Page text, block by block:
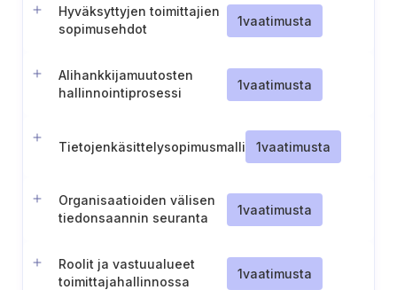
Hyväksyttyjen toimittajien
sopimusehdot
1vaatimusta
Alihankkijamuutosten
hallinnointiprosessi
1vaatimusta
Tietojenkäsittelysopimusmalli 1vaatimusta
Organisaatioiden välisen
tiedonsaannin seuranta
1vaatimusta
Roolit ja vastuualueet
toimittajahallinnossa
1vaatimusta